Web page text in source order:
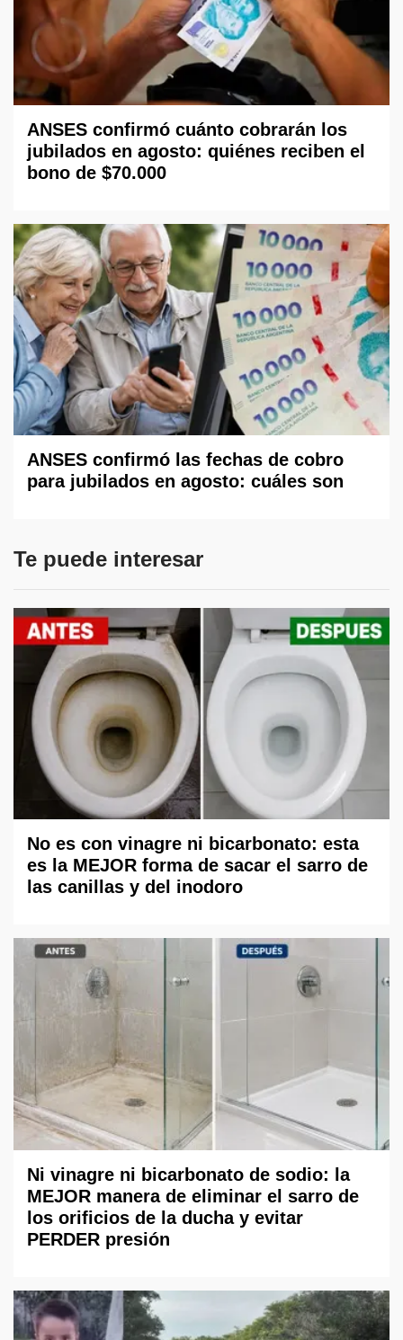
ANSES confirmó cuánto cobrarán los
jubilados en agosto: quiénes reciben el
bono de $70.000
ANSES confirmó las fechas de cobro
para jubilados en agosto: cuáles son
Te puede interesar
No es con vinagre ni bicarbonato: esta
es la MEJOR forma de sacar el sarro de
las canillas y del inodoro
Ni vinagre ni bicarbonato de sodio: la
MEJOR manera de eliminar el sarro de
los orificios de la ducha y evitar
PERDER presión